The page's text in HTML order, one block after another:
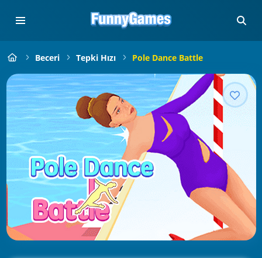
Beceri Tepki Hızı Pole Dance Battle